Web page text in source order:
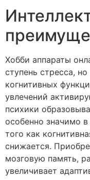
Хобби аппараты
ступень стресса,
когнитивных
увлечений
психики
особенно значимо
того как
снижается.
мозговую память,
увеличивает